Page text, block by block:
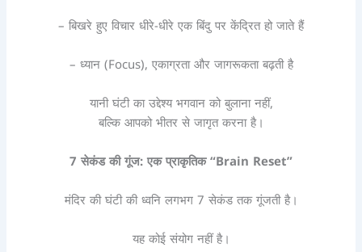
– बिखरे हुए विचार धीरे-धीरे एक बिंदु पर केंद्रित हो जाते हैं
– ध्यान (Focus), एकाग्रता और जागरूकता बढ़ती है
यानी घंटी का उद्देश्य भगवान को बुलाना नहीं,
बल्कि आपको भीतर से जागृत करना है।
7 सेकंड की गूंज: एक प्राकृतिक “Brain Reset”
मंदिर की घंटी की ध्वनि लगभग 7 सेकंड तक गूंजती है।
यह कोई संयोग नहीं है।